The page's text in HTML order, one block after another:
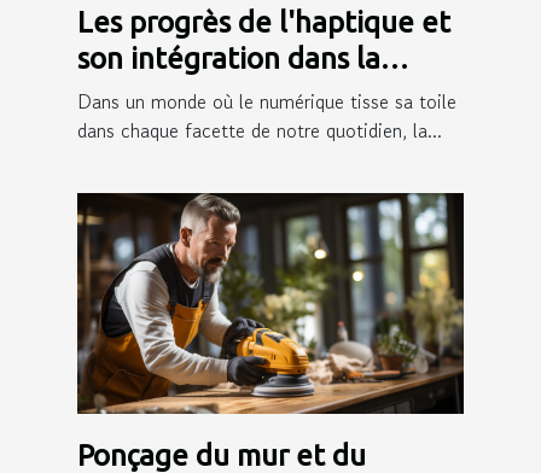
Les progrès de l'haptique et
son intégration dans la
technologie tactile
Dans un monde où le numérique tisse sa toile
dans chaque facette de notre quotidien, la...
Ponçage du mur et du